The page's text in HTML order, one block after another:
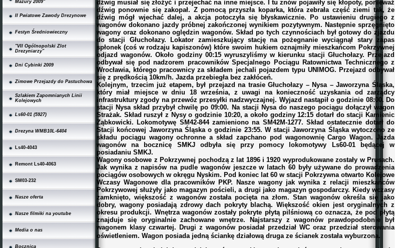
Mazury 2009"
II Pwiatowe Zawody Drezynowe
Festyn Średniowieczny
"VII Ogólnopolski Zlot
Drezyniarzy"
Dni Cybinki 2009
Zimowe Przejazdy do Pastuchowa
Szlakiem Zapomnianych Linii
Kolejowych
Ls60-01 (5927)
Drezyna WMB10L-6404
Ls40-4043
Remont Ls40-4063
SM03-232
Nasze oferta
Nasze filmiki na youtube
Media o nas
Bocznica
dźwig musiał się złożyć i przejechać na inne miejsce. I tu znów pojawiły się kłopoty, ponieważ
dźwig ponownie się zakopał. Z pomocą przyszła koparka, która zebrała część ziemi tak, że
dźwig mógł wjechać dalej, a akcja potoczyła się błyskawicznie. Po ustawieniu drugiego z
wagonów dokonano jazdy próbnej zakończonej wynikiem pozytywnym. Następnie sprzęgnięto
wagony oraz dokonano oględzin wagonów. Skład po tych czynnościach był gotowy do zjazdu
do stacji Głuchołazy. Lokator zamieszkujący stację na pożegnanie wyciągnął stary zapas
spłonek (coś w rodzaju kapiszonów) które swoim hukiem oznajmiły mieszkańcom Pokrzywnej
odjazd wagonów. Około godziny 00:15 wyruszyliśmy w kierunku stacji Głuchołazy. Przejazd
odbywał się pod nadzorem pracowników Specjalnego Pociągu Ratownictwa Technicznego z
Wrocławia, którego pracownicy za składem jechali pojazdem typu UNIMOG. Przejazd odbywał
się z prędkością 10km/h. Jazda przebiegła bez zakłóceń.
Kolejnym, trzecim już etapem, był przejazd na trasie Głuchołazy – Nysa – Jaworzyna Śląska,
który miał miejsce w dniu 18 września, z uwagi na konieczność uzyskania od zarządcy
infrastruktury zgody na przewóz przesyłki nadzwyczajnej. Wyjazd nastąpił o godzinie 08:00. Do
stacji Nysa skład przybył chwilę po 09:00. Na stacji Nysa do naszego pociągu dołączył wagon
Strażak. Skład ruszył z Nysy o godzinie 10:20, a około godziny 12:15 dotarł do stacji Kamienic
Ząbkowicki. Lokomotywę SM42-844 zamieniono na SM42M-1277. Skład ostatecznie dotarł do
Stacji końcowej Jaworzyna Śląska o godzinie 23:55. W stacji Jaworzyna Śląska wytoczono ze
składu pociągu wagony ochronne a skład zapchano pod wagonownię Cargo Wagon. Jazda
wagonów na bocznicę SMKJ odbyła się przy pomocy lokomotywy Ls60-01 będącej w
posiadaniu SMKJ.
Wagony osobowe z Pokrzywnej pochodzą z lat 1896 i 1920 wyprodukowane zostały w Prusach.
Jak wynika z napisów na pudle wagonów jeszcze w latach 60 były używane do prowadzenia
pociągów osobowych w okręgu Nyskim. Pod koniec lat 60 w stacji Pokrzywna otwarto Kolejowe
Wczasy Wagonowe dla pracowników PKP. Nasze wagony jak wynika z relacji mieszkańców
Pokrzywowej służyły jako magazyn pościeli, a drugi jako magazyn gospodarczy. Kiedy wczasy
zamknięto, większość z wagonów została pocięta na złom. Stan wagonów określa się jako
dobry, wagony posiadają zdrowy dach pokryty blachą. Większość okien jest oryginalnych z
okresu produkcji. Wnętrza wagonów zostały pokryte płytą pilśniową co oznacza, że pod płytą
znajduje się oryginalnie zachowane wnętrze. Najstarszy z wagonów prawdopodobnie był
wagonem klasy czwartej. Drugi z wagonów posiadał przedział WC oraz przedział sterowania
oświetleniem. Wagon posiada jedną ściankę działową druga ze ścianek została wyburzona.